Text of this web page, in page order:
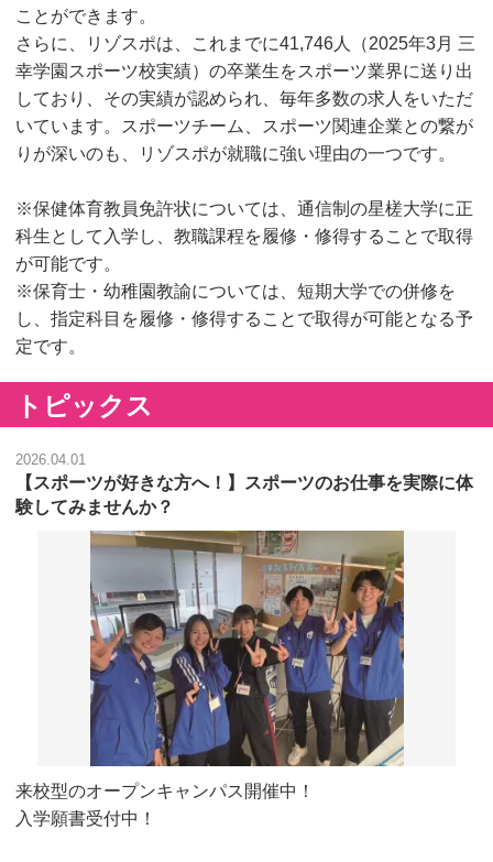
ことができます。
さらに、リゾスポは、これまでに41,746人（2025年3月 三
幸学園スポーツ校実績）の卒業生をスポーツ業界に送り出
しており、その実績が認められ、毎年多数の求人をいただ
いています。スポーツチーム、スポーツ関連企業との繋が
りが深いのも、リゾスポが就職に強い理由の一つです。
※保健体育教員免許状については、通信制の星槎大学に正
科生として入学し、教職課程を履修・修得することで取得
が可能です。
※保育士・幼稚園教諭については、短期大学での併修を
し、指定科目を履修・修得することで取得が可能となる予
定です。
トピックス
2026.04.01
【スポーツが好きな方へ！】スポーツのお仕事を実際に体
験してみませんか？
来校型のオープンキャンパス開催中！
入学願書受付中！